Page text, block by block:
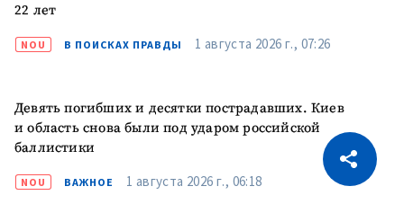
Скопировать ссылку
22 лет
NOU В ПОИСКАХ ПРАВДЫ 1 августа 2026 г., 07:26
Девять погибших и десятки пострадавших. Киев
и область снова были под ударом российской
баллистики
NOU ВАЖНОЕ 1 августа 2026 г., 06:18
CITEȘTE